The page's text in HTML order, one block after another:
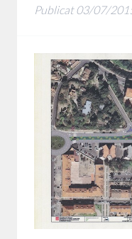
Publicat03/07/